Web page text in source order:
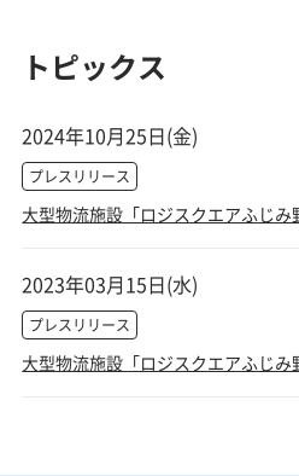
トピックス
プレスリリース
大型物流施設「ロジスクエアふじみ
2024年10月25日(金)
プレスリリース
大型物流施設「ロジスクエアふじみ
2023年03月15日(水)